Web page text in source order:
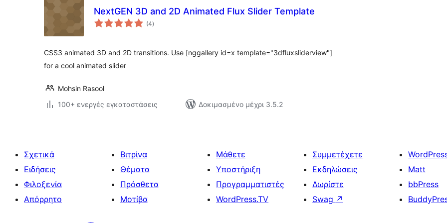
NextGEN 3D and 2D Animated Flux Slider Template
(4αξιολογήσεις
σύνολο
)
CSS3 animated 3D and 2D transitions. Use [nggallery id=x template="3dfluxsliderview"]
for a cool animated slider
Mohsin Rasool
100+ ενεργές εγκαταστάσεις
Δοκιμασμένο μέχρι 3.5.2
Σχετικά
Ειδήσεις
Φιλοξενία
Απόρρητο
Βιτρίνα
Θέματα
Πρόσθετα
Μοτίβα
Μάθετε
Υποστήριξη
Προγραμματιστές
WordPress.TV
Συμμετέχετε
Εκδηλώσεις
Δωρίστε
Swag ↗
Matt
bbPress